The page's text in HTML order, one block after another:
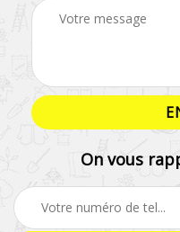
On vous